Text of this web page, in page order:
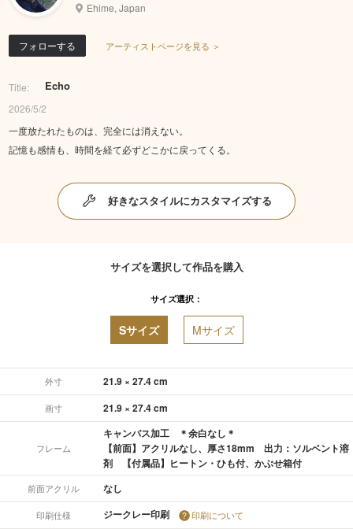
Ehime, Japan
フォローする アーティストページを見る ＞
Title: Echo
2026/5/2
一度放たれたものは、完全には消えない。
記憶も感情も、時間を経て必ずどこかに戻ってくる。
好きなスタイルにカスタマイズする
サイズを選択して作品を購入
サイズ選択：
Sサイズ Mサイズ
外寸 21.9 × 27.4 cm
画寸 21.9 × 27.4 cm
フレーム
キャンバス加工 ＊余白なし＊
【前面】アクリルなし、厚さ18mm 出力：ソルベント溶
剤 【付属品】ヒートン・ひも付、かぶせ箱付
前面アクリル なし
印刷仕様 ジークレー印刷 印刷について